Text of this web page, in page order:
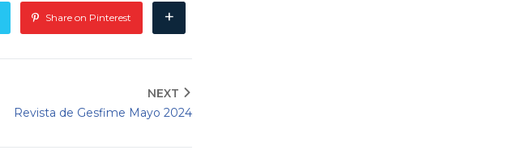
Share on Pinterest +
NEXT
Revista de Gesfime Mayo 2024